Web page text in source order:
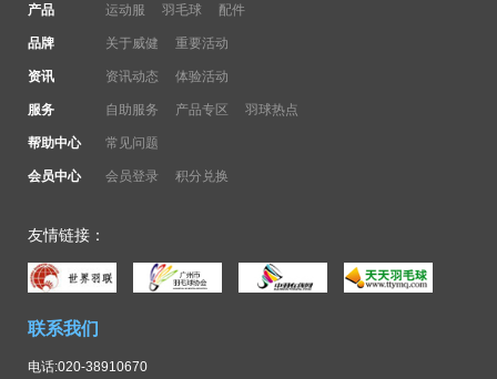
产品 运动服 羽毛球 配件
品牌 关于威健 重要活动
资讯 资讯动态 体验活动
服务 自助服务 产品专区 羽球热点
帮助中心 常见问题
会员中心 会员登录 积分兑换
友情链接：
联系我们
电话:020-38910670